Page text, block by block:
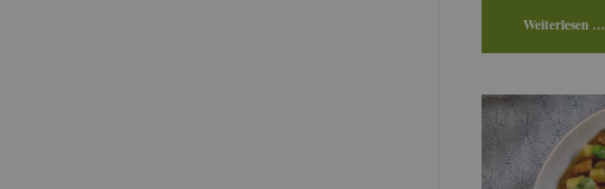
Wei­ter­le­sen …